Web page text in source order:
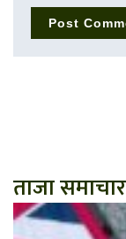
ताजा समाचार